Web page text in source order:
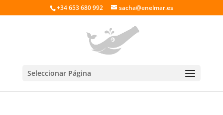
+34 653 680 992 sacha@enelmar.es
Seleccionar Página